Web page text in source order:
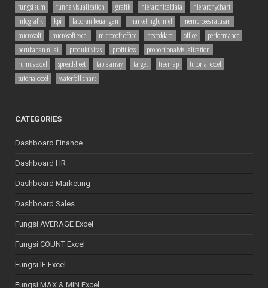
fungsi sum
funnelvisualization grafik hierarchicaldata
hierarchychart
infografik
kpi laporan keuangan marketingfunnel
memproses ratusan
microsoft
microsoft excel microsoft office nesteddata office
performance
perubahan nilai
produktivitas profit loss
proportionalvisualization
rumus excel
spreadsheet table array target treemap
tutorial excel
tutorialexcel
waterfall chart
CATEGORIES
Dashboard Finance
Dashboard HR
Dashboard Marketing
Dashboard Sales
Fungsi AVERAGE Excel
Fungsi COUNT Excel
Fungsi IF Excel
Fungsi MAX & MIN Excel